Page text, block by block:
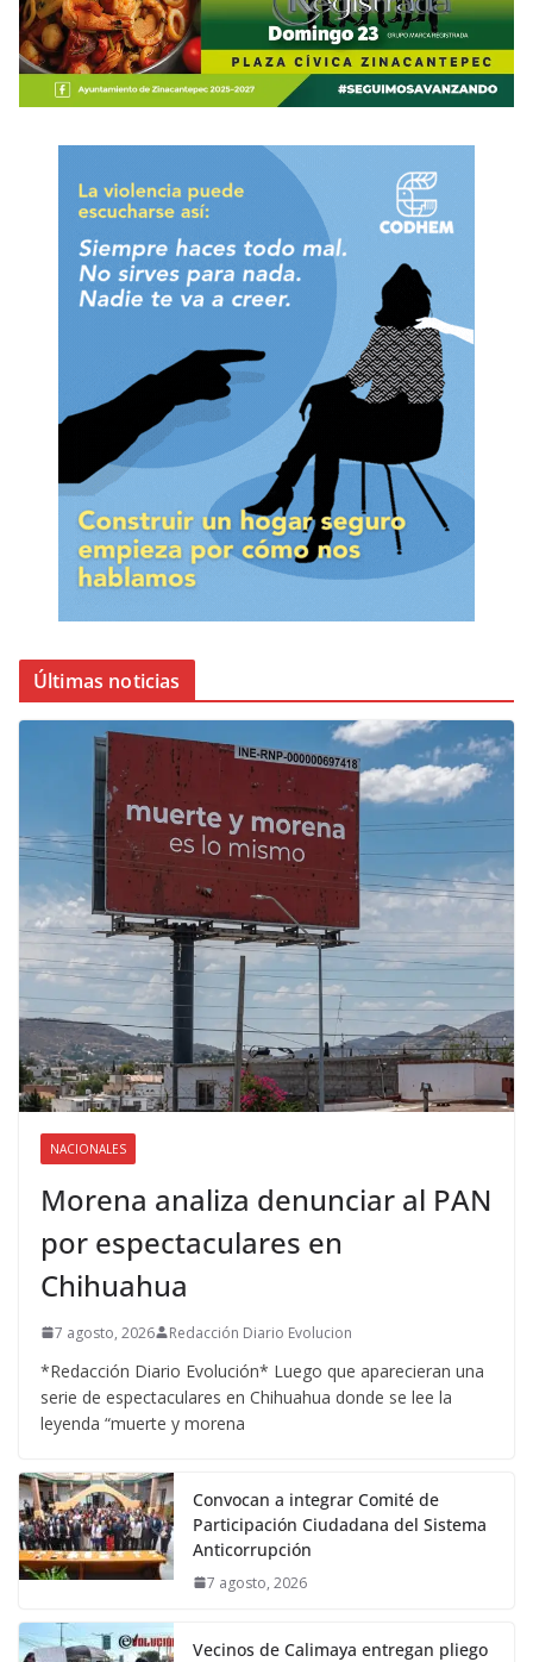
Últimas noticias
NACIONALES
Morena analiza denunciar al PAN
por espectaculares en
Chihuahua
7 agosto, 2026 Redacción Diario Evolucion
*Redacción Diario Evolución* Luego que aparecieran una
serie de espectaculares en Chihuahua donde se lee la
leyenda “muerte y morena
Convocan a integrar Comité de
Participación Ciudadana del Sistema
Anticorrupción
7 agosto, 2026
Vecinos de Calimaya entregan pliego